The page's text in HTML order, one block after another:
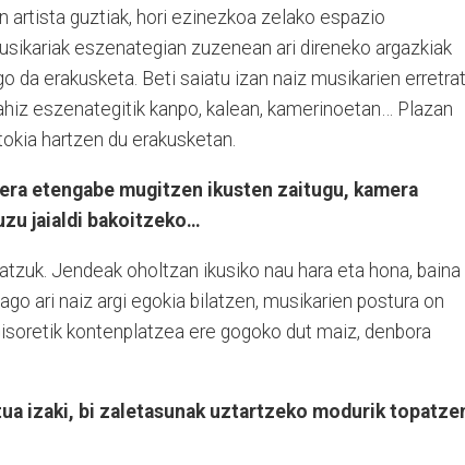
artista guztiak, hori ezinezkoa zelako espazio
eszenategian zuzenean ari direneko argazkiak
da erakusketa. Beti saiatu izan naiz musikarien
eszenategitik kanpo, kalean, kamerinoetan… Plazan
hartzen du erakusketan.
etengabe mugitzen ikusten zaitugu, kamera
jaialdi bakoitzeko…
Jendeak oholtzan ikusiko nau hara eta hona, baina
ari naiz argi egokia bilatzen, musikarien postura on
kontenplatzea ere gogoko dut maiz, denbora
izaki, bi zaletasunak uztartzeko modurik